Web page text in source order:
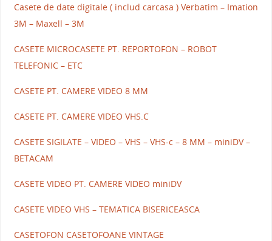
Casete de date digitale ( includ carcasa ) Verbatim – Imation
3M – Maxell – 3M
CASETE MICROCASETE PT. REPORTOFON – ROBOT
TELEFONIC – ETC
CASETE PT. CAMERE VIDEO 8 MM
CASETE PT. CAMERE VIDEO VHS.C
CASETE SIGILATE – VIDEO – VHS – VHS-c – 8 MM – miniDV –
BETACAM
CASETE VIDEO PT. CAMERE VIDEO miniDV
CASETE VIDEO VHS – TEMATICA BISERICEASCA
CASETOFON CASETOFOANE VINTAGE